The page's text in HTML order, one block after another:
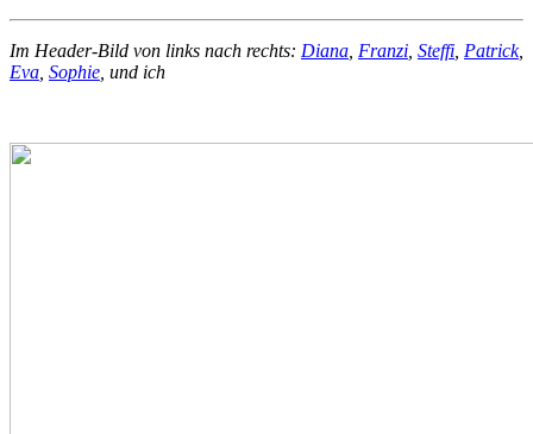
Im Header-Bild von links nach rechts: Diana Franzi Steffi Patrick,
Eva Sophie , und ich